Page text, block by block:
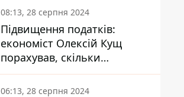
означає для країни
08:13, 28 серпня 2024
Підвищення податків:
економіст Олексій Кущ
порахував, скільки
заплатить кожен українець
06:13, 28 серпня 2024